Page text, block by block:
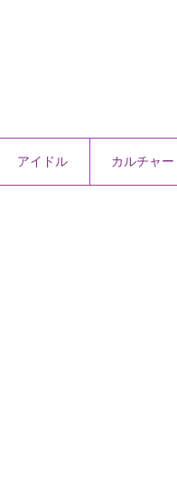
アイドル カルチャー